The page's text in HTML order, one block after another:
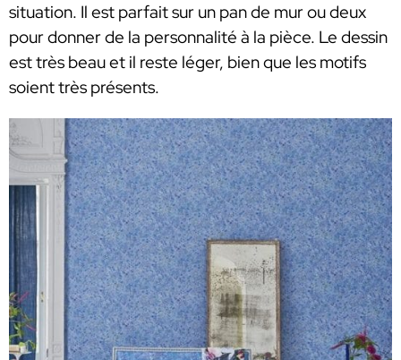
situation. Il est parfait sur un pan de mur ou deux
pour donner de la personnalité à la pièce. Le dessin
est très beau et il reste léger, bien que les motifs
soient très présents.